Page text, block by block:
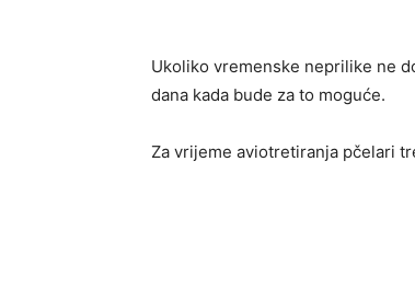
Ukoliko vremenske neprilike ne
dana kada bude za to moguće.
Za vrijeme aviotretiranja pčelari